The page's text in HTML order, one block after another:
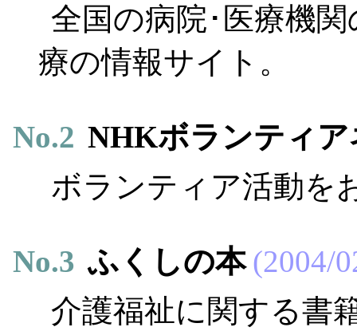
全国の病院･医療機
療の情報サイト。
No.2 NHKボランティア
ボランティア活動を
No.3 ふくしの本 2004/
介護福祉に関する書